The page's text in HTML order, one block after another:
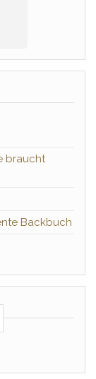
braucht
Backbuch